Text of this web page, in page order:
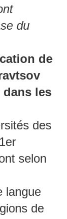
du
de
dans les
des
selon
langue
de